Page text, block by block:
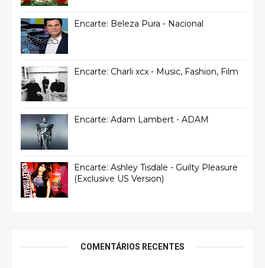
Encarte: Beleza Pura - Nacional
Encarte: Charli xcx - Music, Fashion, Film
Encarte: Adam Lambert - ADAM
Encarte: Ashley Tisdale - Guilty Pleasure
(Exclusive US Version)
COMENTÁRIOS RECENTES